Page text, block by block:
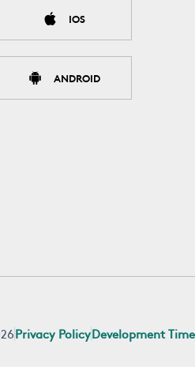
IOS
ANDROID
Privacy PolicyDevelopment